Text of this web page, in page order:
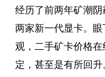
经历了前两年矿潮
两家新一代显卡。
观，二手矿卡价格
定，甚至是有所回